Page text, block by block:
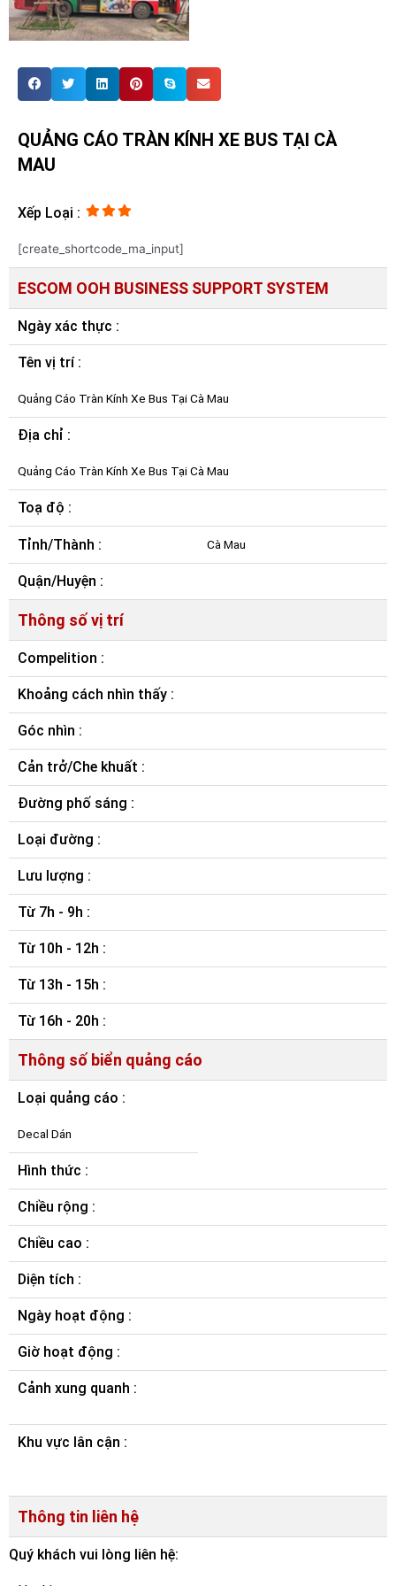
QUẢNG CÁO TRÀN KÍNH XE BUS TẠI CÀ
MAU
Xếp Loại :
[create_shortcode_ma_input]
ESCOM OOH BUSINESS SUPPORT SYSTEM
Ngày xác thực :
Tên vị trí :
Quảng Cáo Tràn Kính Xe Bus Tại Cà Mau
Địa chỉ :
Quảng Cáo Tràn Kính Xe Bus Tại Cà Mau
Toạ độ :
Tỉnh/Thành : Cà Mau
Quận/Huyện :
Thông số vị trí
Compelition :
Khoảng cách nhìn thấy :
Góc nhìn :
Cản trở/Che khuất :
Đường phố sáng :
Loại đường :
Lưu lượng :
Từ 7h - 9h :
Từ 10h - 12h :
Từ 13h - 15h :
Từ 16h - 20h :
Thông số biển quảng cáo
Loại quảng cáo :
Decal Dán
Hình thức :
Chiều rộng :
Chiều cao :
Diện tích :
Ngày hoạt động :
Giờ hoạt động :
Cảnh xung quanh :
Khu vực lân cận :
Thông tin liên hệ
Quý khách vui lòng liên hệ: